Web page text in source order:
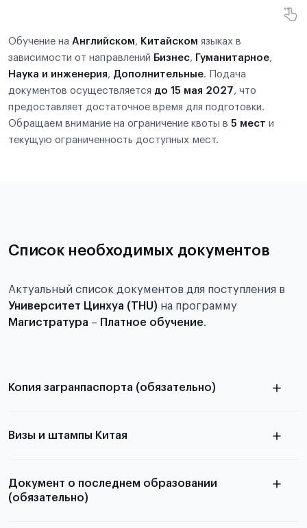
Обучение на Английском, Китайском языках в
зависимости от направлений Бизнес, Гуманитарное,
Наука и инженерия, Дополнительные. Подача
документов осуществляется до 15 мая 2027, что
предоставляет достаточное время для подготовки.
Обращаем внимание на ограничение квоты в 5 мест и
текущую ограниченность доступных мест.
Список необходимых документов
Актуальный список документов для поступления в
Университет Цинхуа (THU) на программу
Магистратура – Платное обучение.
Копия загранпаспорта (обязательно)
паспорта
Визы и штампы Китая
Документ о последнем образовании
(обязательно)